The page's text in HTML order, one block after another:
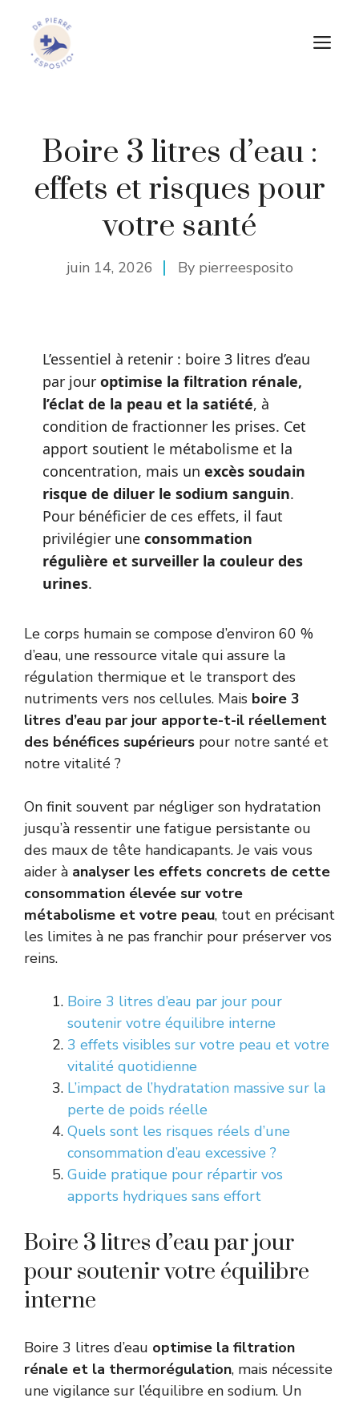
contenu
Boire 3 litres d’eau :
effets et risques pour
votre santé
juin 14, 2026 By pierreesposito
L’essentiel à retenir : boire 3 litres d’eau
par jour optimise la filtration rénale,
l’éclat de la peau et la satiété, à
condition de fractionner les prises. Cet
apport soutient le métabolisme et la
concentration, mais un excès soudain
risque de diluer le sodium sanguin.
Pour bénéficier de ces effets, il faut
privilégier une consommation
régulière et surveiller la couleur des
urines.
Le corps humain se compose d’environ 60 %
d’eau, une ressource vitale qui assure la
régulation thermique et le transport des
nutriments vers nos cellules. Mais boire 3
litres d’eau par jour apporte-t-il réellement
des bénéfices supérieurs pour notre santé et
notre vitalité ?
On finit souvent par négliger son hydratation
jusqu’à ressentir une fatigue persistante ou
des maux de tête handicapants. Je vais vous
aider à analyser les effets concrets de cette
consommation élevée sur votre
métabolisme et votre peau, tout en précisant
les limites à ne pas franchir pour préserver vos
reins.
Boire 3 litres d’eau par jour pour
soutenir votre équilibre interne
3 effets visibles sur votre peau et votre
vitalité quotidienne
L’impact de l’hydratation massive sur la
perte de poids réelle
Quels sont les risques réels d’une
consommation d’eau excessive ?
Guide pratique pour répartir vos
apports hydriques sans effort
Boire 3 litres d’eau par jour
pour soutenir votre équilibre
interne
Boire 3 litres d’eau optimise la filtration
rénale et la thermorégulation, mais nécessite
une vigilance sur l’équilibre en sodium. Un